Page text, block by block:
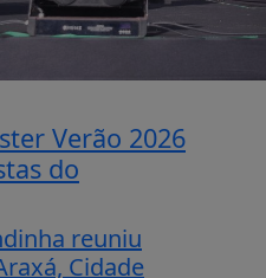
Verão 2026
do
reuniu
Cidade